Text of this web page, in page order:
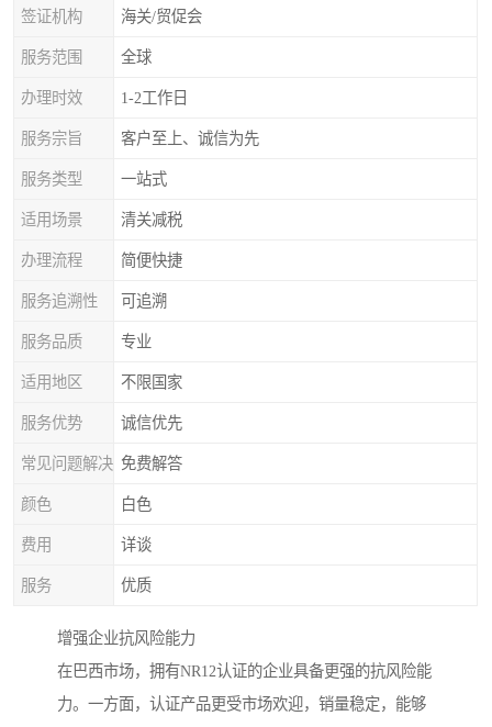
签证机构 海关/贸促会
服务范围 全球
办理时效 1-2工作日
服务宗旨 客户至上、诚信为先
服务类型 一站式
适用场景 清关减税
办理流程 简便快捷
服务追溯性 可追溯
服务品质 专业
适用地区 不限国家
服务优势 诚信优先
常见问题解决 免费解答
颜色 白色
费用 详谈
服务 优质
增强企业抗风险能力
在巴西市场，拥有NR12认证的企业具备更强的抗风险能
力。一方面，认证产品更受市场欢迎，销量稳定，能够